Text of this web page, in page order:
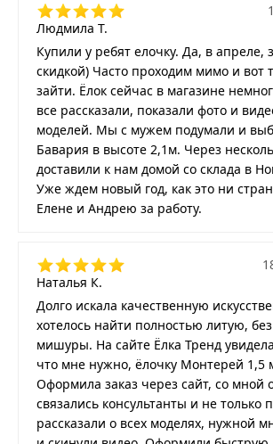
Людмила Т.
Купили у ребят елочку. Да, в апреле,
скидкой) Часто проходим мимо и вот
зайти. Ёлок сейчас в магазине
все рассказали, показали фото и
моделей. Мы с мужем подумали и
Бавария в высоте 2,1м. Через
доставили к нам домой со склада в
Уже ждем новый год, как это ни
Елене и Андрею за работу.
Наталья К.
Долго искала качественную
хотелось найти полностью литую,
мишуры. На сайте Ёлка Тренд
что мне нужно, ёлочку Монтерей 1,5
Оформила заказ через сайт, со мной
связались консультанты и не только
рассказали о всех моделях, нужной